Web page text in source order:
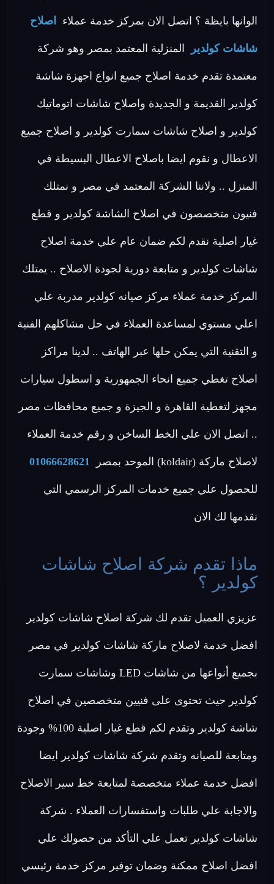
الوانها بايظة ؟ اتصل الان بمركز خدمة عملاء اصلاح
شاشات كولدير المنزلية المعتمد بمصر وهو شركة
معتمدة تقدم خدمة اصلاح جميع انواع اجهزة شاشة
كولدير القديمة و الجديدة واصلاح شاشات اتوماتيك
كولدير و اصلاح شاشات سمارت كولدير و اصلاح جميع
الاعطال و نقوم ايضا باصلاح الاعطال البسيطة في
المنزل .. ولاننا الشركة المعتمد في مصر و نمتلك
فنيون متخصصون في اصلاح الشاشة كولدير و قطع
غيار اصلية نقدم لكم ضمان عام علي خدمة اصلاح
شاشات كولدير و متابعة دورية لجودة الاصلاح .. يمتلك
المركز خدمة عملاء مركز صيانه كولدير مدربة علي
اعلي مستوي لمساعدة العملاء في حل مشاكلهم الفنية
و التقنية التي يمكن حلها عبر الهاتف .. لدينا مراكز
اصلاح تغطي جميع انحاء الجمهورية و اسطول سيارات
مجهز لتغطية القاهرة و الجيزة و جميع محافظات مصر
.. اتصل الان علي الخط الساخن و رقم خدمة العملاء
لاصلاح ماركة (koldair) الموحد بمصر 01066628621
للحصول علي جميع خدمات المركز الرسمي التي
نقدمها لك الان
ماذا تقدم شركة اصلاح شاشات
كولدير ؟
عزيزي العميل تقدم لك شركة اصلاح شاشات كولدير
افضل خدمة لاصلاح ماركة شاشات كولدير في مصر
بجميع أنواعها من شاشات LED وشاشات سمارت
كولدير حيث تحتوى على فنيين متخصصين في اصلاح
شاشة كولدير وتقدم لكم قطع غيار اصلية 100% وجودة
ومتابعة للصيانه وتقدم شركة شاشات كولدير ايضا
افضل خدمة عملاء متخصصة لمتابعة خط سير الاصلاح
والاجابة علي طلبات واستفسارات العملاء . شركة
شاشات كولدير تعمل علي التأكد من حصولك علي
افضل اصلاح ممكنة وضمان توفير مركز خدمة رئيسي